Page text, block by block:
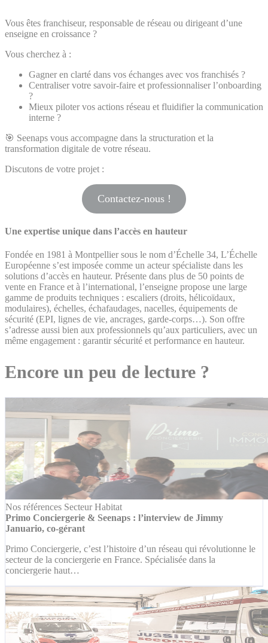
Vous êtes franchiseur, responsable de réseau ou dirigeant d’une
enseigne en croissance ?
Vous cherchez à :
Gagner en clarté dans vos échanges avec vos franchisés ?
Centraliser votre savoir-faire et professionnaliser l’onboarding
?
Mieux piloter vos actions réseau et fluidifier la communication
interne ?
🎯 Seenaps vous accompagne dans la structuration et la
transformation digitale de votre réseau.
Discutons de votre projet :
Contactez-nous !
Une expertise unique dans l’accès en hauteur
Fondée en 1981 à Montpellier sous le nom d’Échelle 34, L’Échelle
Européenne s’est imposée comme un acteur spécialiste dans les
solutions d’accès en hauteur. Présente dans plus de 50 points de
vente en France et à l’international, l’enseigne propose une large
gamme de produits techniques : escaliers (droits, hélicoïdaux,
modulaires), échelles, échafaudages, nacelles, équipements de
sécurité (EPI, lignes de vie, ancrages, garde-corps…). Son offre
s’adresse aussi bien aux professionnels qu’aux particuliers, avec un
même engagement : garantir sécurité et performance en hauteur.
Encore un peu de lecture ?
Nos références Secteur Habitat
Primo Conciergerie & Seenaps : l’interview de Jimmy
Januario, co-gérant
Primo Conciergerie, c’est l’histoire d’un réseau qui révolutionne le
secteur de la conciergerie en France. Spécialisée dans la
conciergerie haut…